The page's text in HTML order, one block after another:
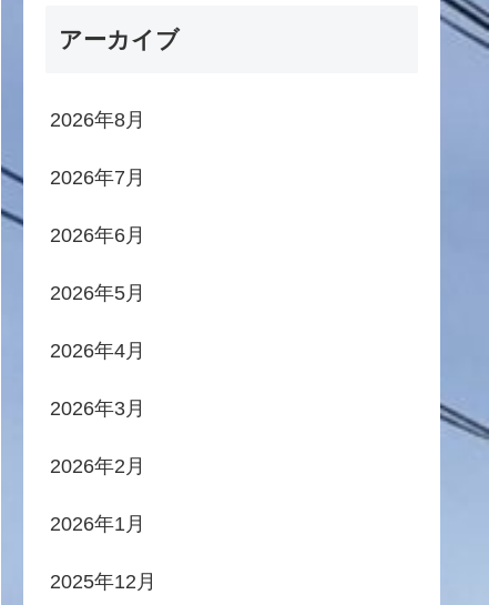
アーカイブ
2026年8月
2026年7月
2026年6月
2026年5月
2026年4月
2026年3月
2026年2月
2026年1月
2025年12月